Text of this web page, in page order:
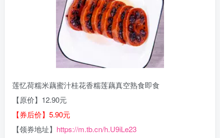
莲忆荷糯米藕蜜汁桂花香糯莲藕真空熟食即食
【原价】12.90元
【券后价】5.90元
【领券地址】 https://m.tb.cn/h.U9iLe23